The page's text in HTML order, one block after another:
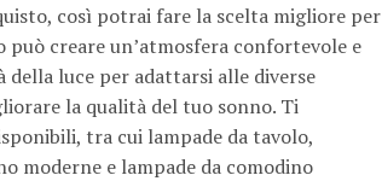
così potrai fare la scelta migliore per
può creare un’atmosfera confortevole e
luce per adattarsi alle diverse
la qualità del tuo sonno. Ti
tra cui lampade da tavolo,
moderne e lampade da comodino